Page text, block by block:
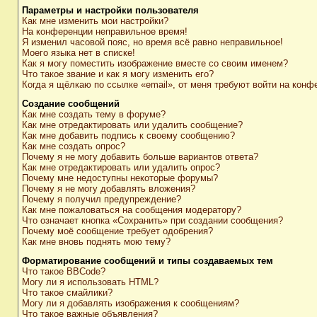
Параметры и настройки пользователя
Как мне изменить мои настройки?
На конференции неправильное время!
Я изменил часовой пояс, но время всё равно неправильное!
Моего языка нет в списке!
Как я могу поместить изображение вместе со своим именем?
Что такое звание и как я могу изменить его?
Когда я щёлкаю по ссылке «email», от меня требуют войти на
Создание сообщений
Как мне создать тему в форуме?
Как мне отредактировать или удалить сообщение?
Как мне добавить подпись к своему сообщению?
Как мне создать опрос?
Почему я не могу добавить больше вариантов ответа?
Как мне отредактировать или удалить опрос?
Почему мне недоступны некоторые форумы?
Почему я не могу добавлять вложения?
Почему я получил предупреждение?
Как мне пожаловаться на сообщения модератору?
Что означает кнопка «Сохранить» при создании сообщения?
Почему моё сообщение требует одобрения?
Как мне вновь поднять мою тему?
Форматирование сообщений и типы создаваемых тем
Что такое BBCode?
Могу ли я использовать HTML?
Что такое смайлики?
Могу ли я добавлять изображения к сообщениям?
Что такое важные объявления?